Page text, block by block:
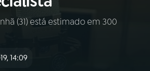
AO VIVO
(31) está estimado em 300
14:09